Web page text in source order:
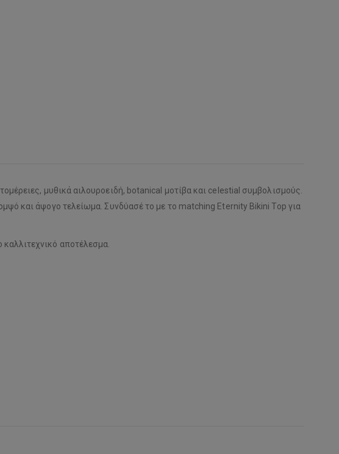
μυθικά αιλουροειδή, botanical μοτίβα και celestial συμβολισμούς.
και άψογο τελείωμα. Συνδύασέ το με το matching Eternity Bikini Top για
αποτέλεσμα.